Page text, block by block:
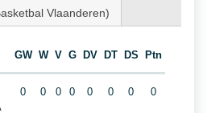
Vlaanderen)
GW W V G DV DT DS Ptn
0 0 0 0 0 0 0 0